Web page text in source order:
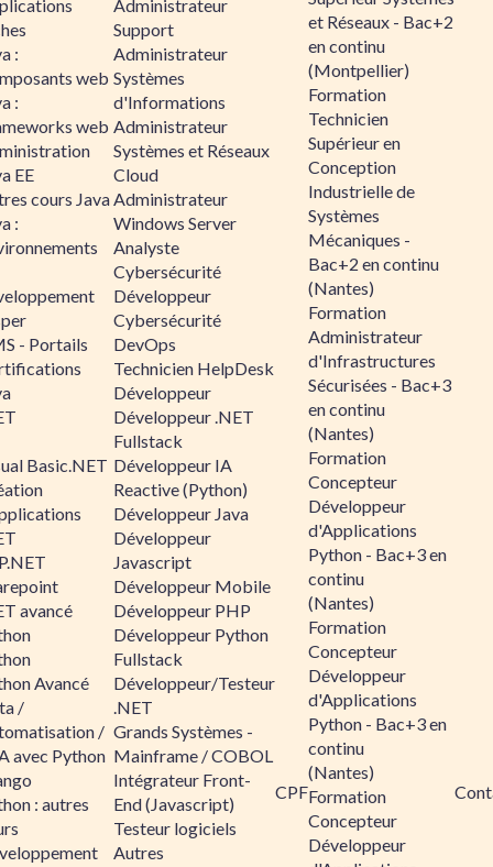
:
web
:
web
EE
cours Java
:
- Portails
Basic.NET
avancé
Avancé
/
/
avec Python
: autres
Administrateur
Support
Administrateur
Systèmes
d'Informations
Administrateur
Systèmes et Réseaux
Cloud
Administrateur
Windows Server
Analyste
Cybersécurité
Développeur
Cybersécurité
DevOps
Technicien HelpDesk
Développeur
Développeur .NET
Fullstack
Développeur IA
Reactive (Python)
Développeur Java
Développeur
Javascript
Développeur Mobile
Développeur PHP
Développeur Python
Fullstack
Développeur/Testeur
.NET
Grands Systèmes -
Mainframe / COBOL
Intégrateur Front-
End (Javascript)
Testeur logiciels
Autres
CPF
et Réseaux - Bac+2
en continu
(Montpellier)
Formation
Technicien
Supérieur en
Conception
Industrielle de
Systèmes
Mécaniques -
Bac+2 en continu
(Nantes)
Formation
Administrateur
d'Infrastructures
Sécurisées - Bac+3
en continu
(Nantes)
Formation
Concepteur
Développeur
d'Applications
Python - Bac+3 en
continu
(Nantes)
Formation
Concepteur
Développeur
d'Applications
Python - Bac+3 en
continu
(Nantes)
Formation
Concepteur
Développeur